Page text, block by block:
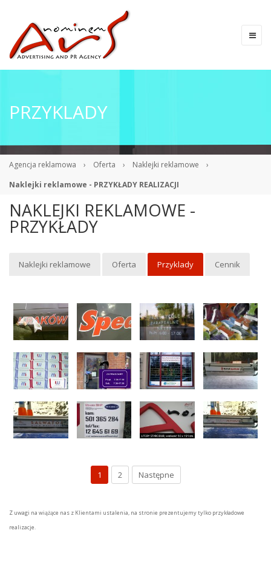
PRZYKLADY
Agencja reklamowa › Oferta › Naklejki reklamowe
›
Naklejki reklamowe - PRZYKŁADY REALIZACJI
NAKLEJKI REKLAMOWE -
PRZYKŁADY
Naklejki reklamowe Oferta Przyklady Cennik
1 2 Następne
Z uwagi na wiążące nas z Klientami ustalenia, na stronie prezentujemy tylko przykładowe
realizacje.